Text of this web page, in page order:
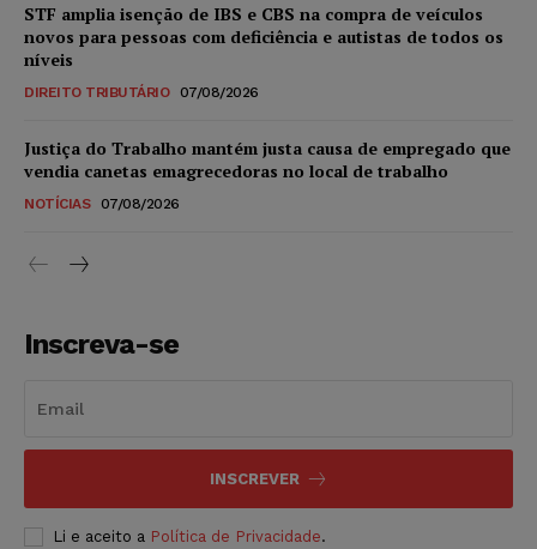
STF amplia isenção de IBS e CBS na compra de veículos
novos para pessoas com deficiência e autistas de todos os
níveis
DIREITO TRIBUTÁRIO 07/08/2026
Justiça do Trabalho mantém justa causa de empregado que
vendia canetas emagrecedoras no local de trabalho
NOTÍCIAS 07/08/2026
Inscreva-se
INSCREVER
Li e aceito a Política de Privacidade.